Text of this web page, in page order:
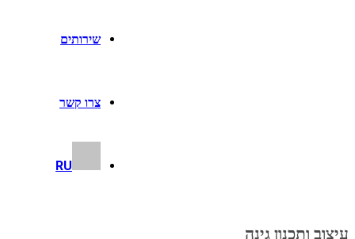
שירותים
צרו קשר
RU
עיצוב ותכנון גינה